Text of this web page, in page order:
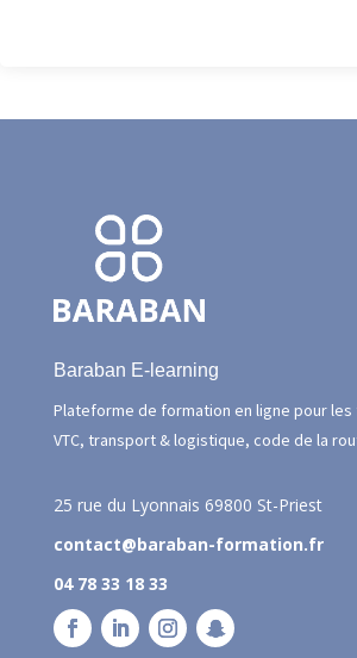
Baraban E-learning
Plateforme de formation en ligne pour les
VTC, transport & logistique, code de la
25 rue du Lyonnais 69800 St-Priest
contact@baraban-formation.fr
04 78 33 18 33